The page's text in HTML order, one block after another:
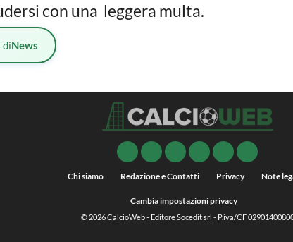
con una leggera multa.
diNews
Chi siamo Redazione e Contatti Privacy Note
Cambia impostazioni privacy
© 2026CalcioWeb- Editore Socedit srl - P.iva/CF